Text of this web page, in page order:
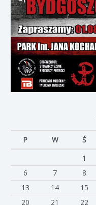
P
W Ś
1
6
7 8
13
14 15
20
21 22